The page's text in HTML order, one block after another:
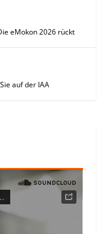
eMokon 2026 rückt
auf der IAA